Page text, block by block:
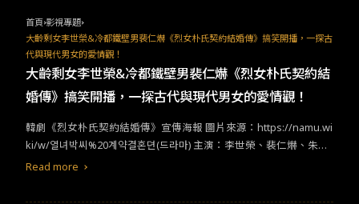
首頁 影視專題
大齡剩女李世榮&冷都鐵壁男裴仁爀《烈女朴氏契約結婚傳》搞笑開播，一探古
代與現代男女的愛情觀！
大齡剩女李世榮&冷都鐵壁男裴仁爀《烈女朴氏契約結
婚傳》搞笑開播，一探古代與現代男女的愛情觀！
​​韓劇《烈女朴氏契約結婚傳》宣傳海報​ ​​圖片來源：​https://namu.wi
ki/w/열녀박씨%20계약결혼뎐(드라마) ​​主演：李世榮、裴仁爀、朱玄
英、柳善皓、趙福來等​
Read more